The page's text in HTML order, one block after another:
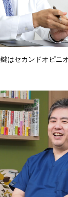
はセカンドオピニ